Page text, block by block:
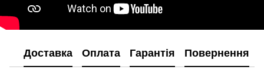
Доставка Оплата Гарантія Повернення